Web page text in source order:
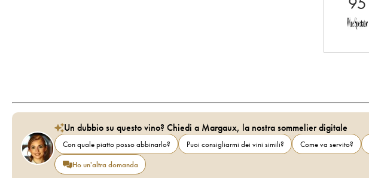
Un dubbio su questo vino? Chiedi a Margaux, la nostra sommelier digitale
Con quale piatto posso abbinarlo? Puoi consigliarmi dei vini simili? Come va servito?
Ho un'altra domanda